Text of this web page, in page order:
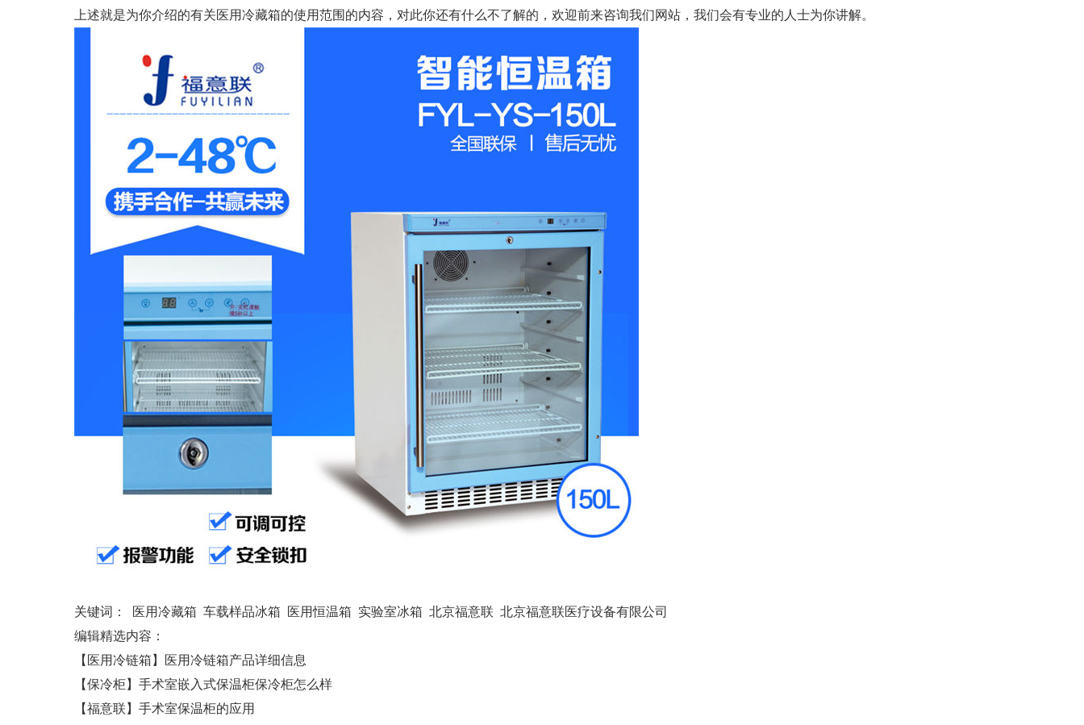
上述就是为你介绍的有关医用冷藏箱的使用范围的内容，对此你还有什么不了解的，欢迎前来咨询我们网站，我们会有专业的人士为你讲解。
关键词： 医用冷藏箱 车载样品冰箱 医用恒温箱 实验室冰箱 北京福意联 北京福意联医疗设备有限公司
编辑精选内容：
【医用冷链箱】医用冷链箱产品详细信息
【保冷柜】手术室嵌入式保温柜保冷柜怎么样
【福意联】手术室保温柜的应用